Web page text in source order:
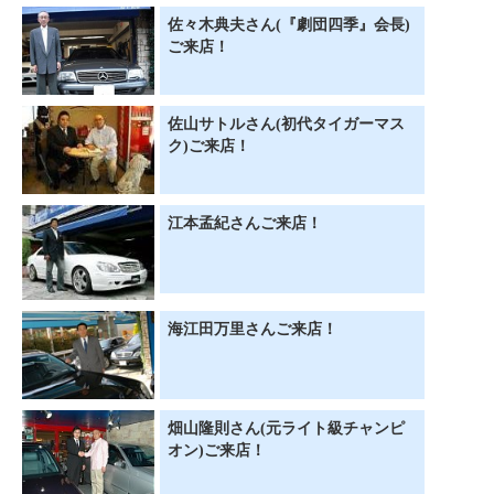
佐々木典夫さん(『劇団四季』会長)
ご来店！
佐山サトルさん(初代タイガーマス
ク)ご来店！
江本孟紀さんご来店！
海江田万里さんご来店！
畑山隆則さん(元ライト級チャンピ
オン)ご来店！